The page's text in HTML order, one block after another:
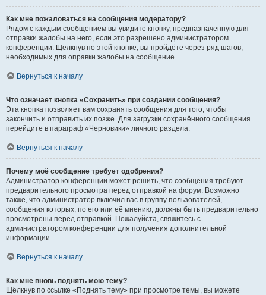
Как мне пожаловаться на сообщения модератору?
Рядом с каждым сообщением вы увидите кнопку, предназначенную для
отправки жалобы на него, если это разрешено администратором
конференции. Щёлкнув по этой кнопке, вы пройдёте через ряд шагов,
необходимых для оправки жалобы на сообщение.
Вернуться к началу
Что означает кнопка «Сохранить» при создании сообщения?
Эта кнопка позволяет вам сохранять сообщения для того, чтобы
закончить и отправить их позже. Для загрузки сохранённого сообщения
перейдите в параграф «Черновики» личного раздела.
Вернуться к началу
Почему моё сообщение требует одобрения?
Администратор конференции может решить, что сообщения требуют
предварительного просмотра перед отправкой на форум. Возможно
также, что администратор включил вас в группу пользователей,
сообщения которых, по его или её мнению, должны быть предварительно
просмотрены перед отправкой. Пожалуйста, свяжитесь с
администратором конференции для получения дополнительной
информации.
Вернуться к началу
Как мне вновь поднять мою тему?
Щёлкнув по ссылке «Поднять тему» при просмотре темы, вы можете